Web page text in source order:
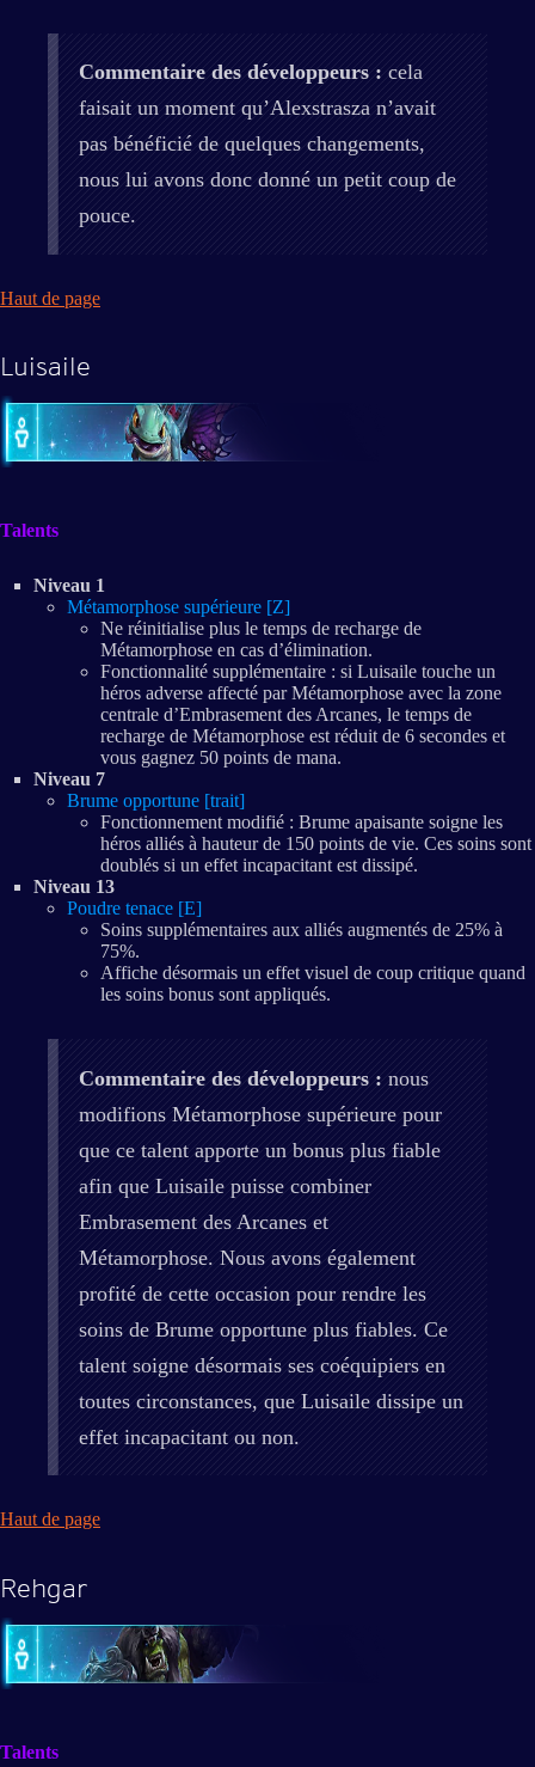
Commentaire des développeurs : cela
faisait un moment qu’Alexstrasza n’avait
pas bénéficié de quelques changements,
nous lui avons donc donné un petit coup de
pouce.
Haut de page
Luisaile
Talents
Niveau 1
Métamorphose supérieure [Z]
Ne réinitialise plus le temps de recharge de
Métamorphose en cas d’élimination.
Fonctionnalité supplémentaire : si Luisaile touche un
héros adverse affecté par Métamorphose avec la zone
centrale d’Embrasement des Arcanes, le temps de
recharge de Métamorphose est réduit de 6 secondes et
vous gagnez 50 points de mana.
Niveau 7
Brume opportune [trait]
Fonctionnement modifié : Brume apaisante soigne les
héros alliés à hauteur de 150 points de vie. Ces soins sont
doublés si un effet incapacitant est dissipé.
Niveau 13
Poudre tenace [E]
Soins supplémentaires aux alliés augmentés de 25% à
75%.
Affiche désormais un effet visuel de coup critique quand
les soins bonus sont appliqués.
Commentaire des développeurs : nous
modifions Métamorphose supérieure pour
que ce talent apporte un bonus plus fiable
afin que Luisaile puisse combiner
Embrasement des Arcanes et
Métamorphose. Nous avons également
profité de cette occasion pour rendre les
soins de Brume opportune plus fiables. Ce
talent soigne désormais ses coéquipiers en
toutes circonstances, que Luisaile dissipe un
effet incapacitant ou non.
Haut de page
Rehgar
Talents